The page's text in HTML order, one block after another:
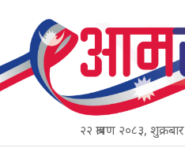
२२ श्रावण २०८३, शुक्रबार